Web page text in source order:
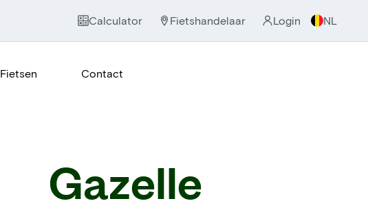
Calculator Fietshandelaar Login NL
Fietsen Contact
Gazelle